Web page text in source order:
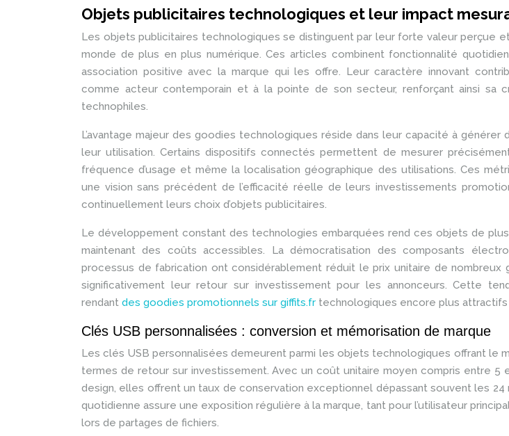
Objets publicitaires technologiques et leur impact
Les objets publicitaires technologiques se distinguent par leur forte valeur perçue
monde de plus en plus numérique. Ces articles combinent fonctionnalité
association positive avec la marque qui les offre. Leur caractère innovant
comme acteur contemporain et à la pointe de son secteur, renforçant ainsi sa
technophiles.
L’avantage majeur des goodies technologiques réside dans leur capacité à générer
leur utilisation. Certains dispositifs connectés permettent de mesurer
fréquence d’usage et même la localisation géographique des utilisations. Ces
une vision sans précédent de l’efficacité réelle de leurs investissements
continuellement leurs choix d’objets publicitaires.
Le développement constant des technologies embarquées rend ces objets de
maintenant des coûts accessibles. La démocratisation des composants
processus de fabrication ont considérablement réduit le prix unitaire de nombreux
significativement leur retour sur investissement pour les annonceurs. Cette
rendant des goodies promotionnels sur giffits.fr technologiques encore plus attractifs
Clés USB personnalisées : conversion et mémorisation de marque
Les clés USB personnalisées demeurent parmi les objets technologiques offrant le
termes de retour sur investissement. Avec un coût unitaire moyen compris entre
design, elles offrent un taux de conservation exceptionnel dépassant souvent les 24
quotidienne assure une exposition régulière à la marque, tant pour l’utilisateur
lors de partages de fichiers.